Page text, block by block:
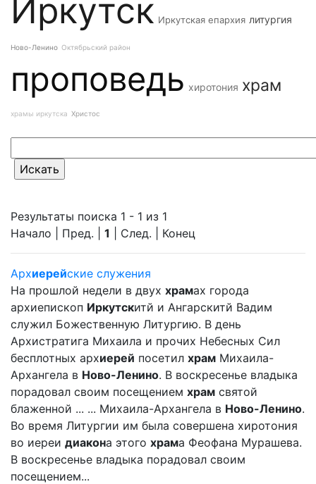
Иркутск Иркутская епархия литургия
Ново-Ленино Октябрьский район
проповедь хиротония храм
храмы иркутска Христос
Результаты поиска 1 - 1 из 1
Начало | Пред. | 1 | След. | Конец
Архиерейские служения
На прошлой недели в двух храмах города
архиепископ Иркутскитй и Ангарскитй Вадим
служил Божественную Литургию. В день
Архистратига Михаила и прочих Небесных Сил
бесплотных архиерей посетил храм Михаила-
Архангела в Ново-Ленино. В воскресенье владыка
порадовал своим посещением храм святой
блаженной ... ... Михаила-Архангела в Ново-Ленино.
Во время Литургии им была совершена хиротония
во иереи диакона этого храма Феофана Мурашева.
В воскресенье владыка порадовал своим
посещением...